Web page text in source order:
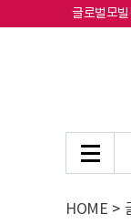
글로벌모빌
HOME >